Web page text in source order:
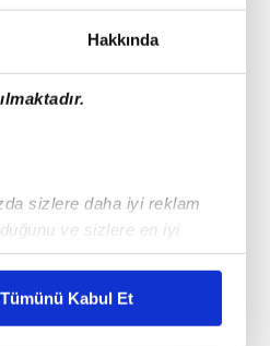
Hakkında
sizlere daha iyi reklam
ve sizlere en iyi
karşılamak
Tümünü Kabul Et